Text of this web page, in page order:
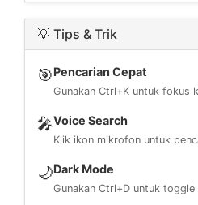
💡 Tips & Trik
🎯Pencarian Cepat
Gunakan Ctrl+K untuk fokus
🎤Voice Search
Klik ikon mikrofon untuk
🌙Dark Mode
Gunakan Ctrl+D untuk